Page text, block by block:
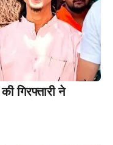
गिरफ्तारी ने